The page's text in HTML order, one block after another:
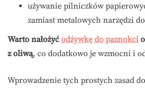
używanie pilniczków
zamiast metalowych narzędzi
Warto nałożyć odżywkę do paznokci
z oliwą, co dodatkowo je wzmocni i
Wprowadzenie tych prostych zasad